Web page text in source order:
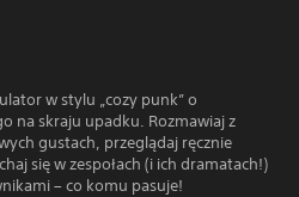
w stylu „cozy punk” o
na skraju upadku. Rozmawiaj z
gustach, przeglądaj ręcznie
się w zespołach (i ich dramatach!)
– co komu pasuje!